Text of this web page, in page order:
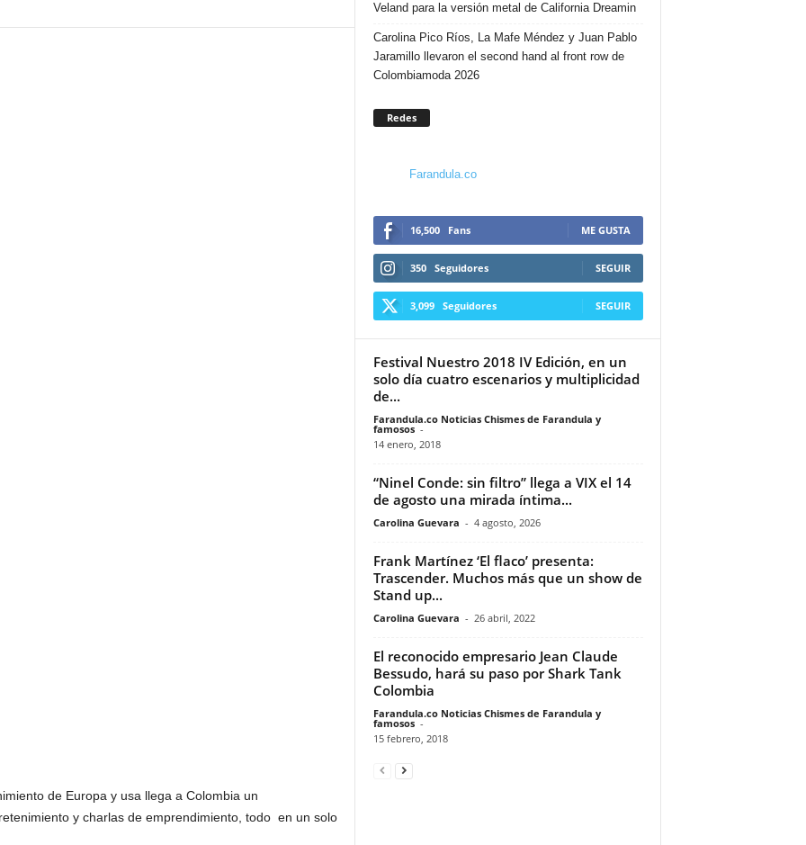
de Europa y usa llega a Colombia un
y charlas de emprendimiento, todo en un solo
Veland para la versión metal de California Dreamin
Carolina Pico Ríos, La Mafe Méndez y Juan Pablo
Jaramillo llevaron el second hand al front row de
Colombiamoda 2026
Redes
Farandula.co
16,500 Fans ME GUSTA
350 Seguidores SEGUIR
3,099 Seguidores SEGUIR
Festival Nuestro 2018 IV Edición, en un
solo día cuatro escenarios y multiplicidad
de...
Farandula.co Noticias Chismes de Farandula y
famosos -
14 enero, 2018
“Ninel Conde: sin filtro” llega a VIX el 14
de agosto una mirada íntima...
Carolina Guevara - 4 agosto, 2026
Frank Martínez ‘El flaco’ presenta:
Trascender. Muchos más que un show de
Stand up...
Carolina Guevara - 26 abril, 2022
El reconocido empresario Jean Claude
Bessudo, hará su paso por Shark Tank
Colombia
Farandula.co Noticias Chismes de Farandula y
famosos -
15 febrero, 2018